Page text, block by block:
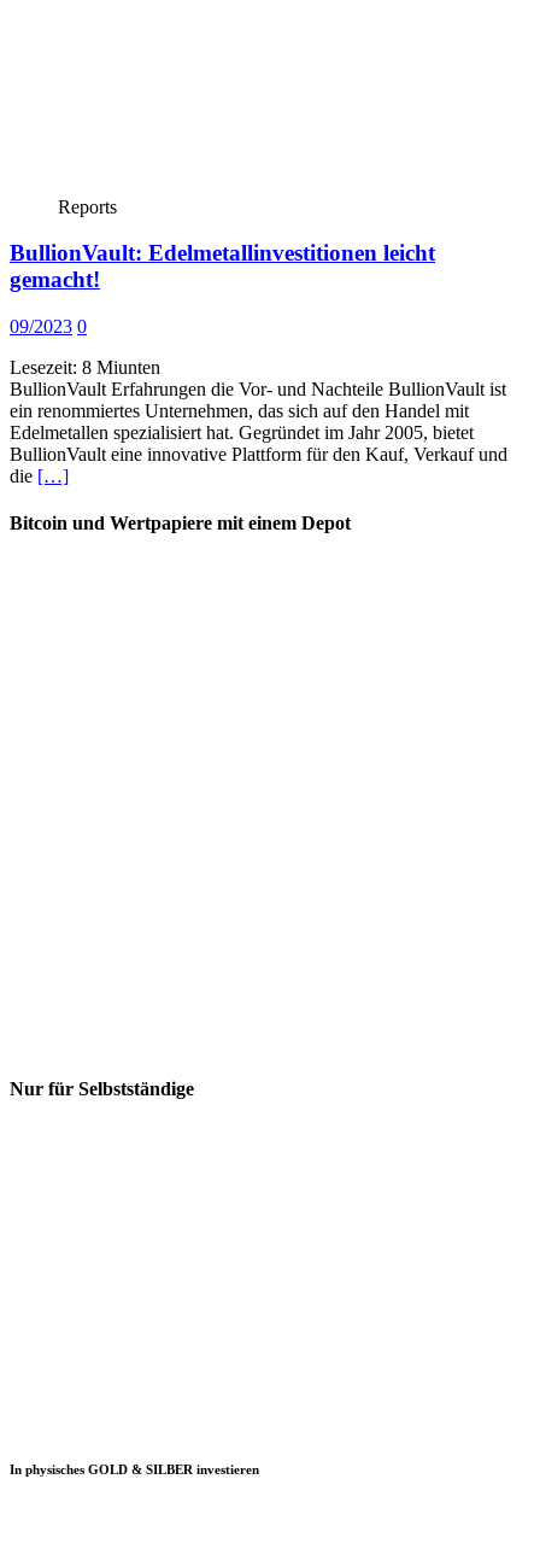
Reports
BullionVault: Edelmetallinvestitionen leicht
gemacht!
09/2023 0
Lesezeit: 8 Miunten
BullionVault Erfahrungen die Vor- und Nachteile BullionVault ist
ein renommiertes Unternehmen, das sich auf den Handel mit
Edelmetallen spezialisiert hat. Gegründet im Jahr 2005, bietet
BullionVault eine innovative Plattform für den Kauf, Verkauf und
die […]
Bitcoin und Wertpapiere mit einem Depot
Nur für Selbstständige
In physisches GOLD & SILBER investieren